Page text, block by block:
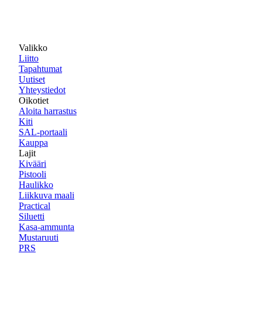
Valikko
Liitto
Tapahtumat
Uutiset
Yhteystiedot
Oikotiet
Aloita harrastus
Kiti
SAL-portaali
Kauppa
Lajit
Kivääri
Pistooli
Haulikko
Liikkuva maali
Practical
Siluetti
Kasa-ammunta
Mustaruuti
PRS